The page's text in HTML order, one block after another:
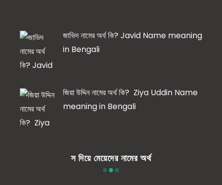
জাভিদ নামের অর্থ কি? Javid Name meaning
in Bengali
জিয়া উদ্দিন নামের অর্থ কি? Ziya Uddin Name
meaning in Bengali
স দিয়ে মেয়েদের নামের অর্থ